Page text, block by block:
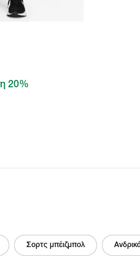
20%
Σορτς μπέιζμπολ